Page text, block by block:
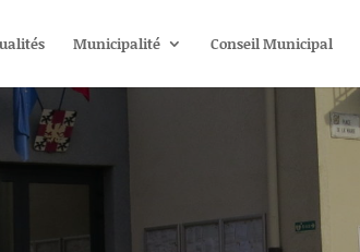
Municipalité Conseil Municipal